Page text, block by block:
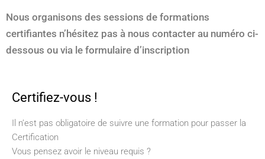
Nous organisons des sessions de formations
certifiantes n’hésitez pas à nous contacter au numéro ci-
dessous ou via le formulaire d’inscription
Certifiez-vous !
Il n’est pas obligatoire de suivre une formation pour passer la
Certification
Vous pensez avoir le niveau requis ?